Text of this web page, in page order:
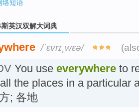
络短语
斯英汉双解大词典
/ˈɛvrɪˌwɛə/
You use everywhere to
the places in a particular
; 各地